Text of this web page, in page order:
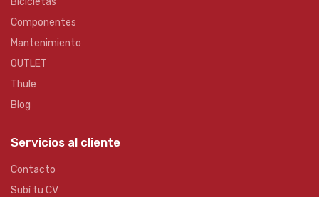
Componentes
Mantenimiento
OUTLET
Thule
Blog
Servicios al cliente
Contacto
Subí tu CV